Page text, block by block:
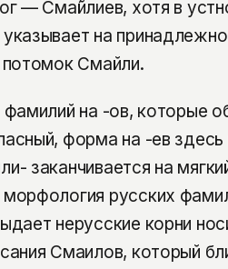
— Сма́йлиев, хотя в
на
потомок Смайли.
фамилий на -ов, которые
форма на -ев
заканчивается на
русских
нерусские корни
Смаилов, который